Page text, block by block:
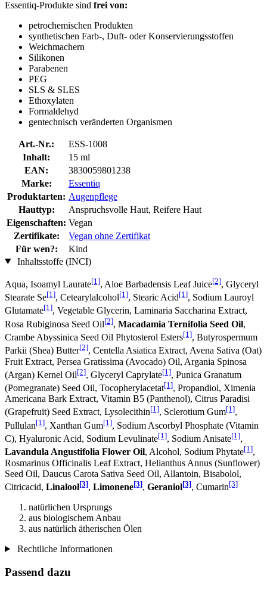
Essentiq-Produkte sind frei von:
petrochemischen Produkten
synthetischen Farb-, Duft- oder Konservierungsstoffen
Weichmachern
Silikonen
Parabenen
PEG
SLS & SLES
Ethoxylaten
Formaldehyd
gentechnisch veränderten Organismen
Art.-Nr.:
ESS-1008
Inhalt:
15 ml
EAN:
3830059801238
Marke:
Essentiq
Produktarten: Augenpflege
Hauttyp:
Anspruchsvolle Haut, Reifere Haut
Eigenschaften: Vegan
Zertifikate:
Vegan ohne Zertifikat
Für wen?:
Kind
Inhaltsstoffe (INCI)
Aqua, Isoamyl Laurate[1], Aloe Barbadensis Leaf Juice[2], Glyceryl
Stearate Se[1], Cetearylalcohol[1], Stearic Acid[1], Sodium Lauroyl
Glutamate[1], Vegetable Glycerin, Laminaria Saccharina Extract,
Rosa Rubiginosa Seed Oil[2], Macadamia Ternifolia Seed Oil,
Crambe Abyssinica Seed Oil Phytosterol Esters[1], Butyrospermum
Parkii (Shea) Butter[2], Centella Asiatica Extract, Avena Sativa (Oat)
Fruit Extract, Persea Gratissima (Avocado) Oil, Argania Spinosa
(Argan) Kernel Oil[2], Glyceryl Caprylate[1], Punica Granatum
(Pomegranate) Seed Oil, Tocopherylacetat[1], Propandiol, Ximenia
Americana Bark Extract, Vitamin B5 (Panthenol), Citrus Paradisi
(Grapefruit) Seed Extract, Lysolecithin[1], Sclerotium Gum[1],
Pullulan[1], Xanthan Gum[1], Sodium Ascorbyl Phosphate (Vitamin
C), Hyaluronic Acid, Sodium Levulinate[1], Sodium Anisate[1],
Lavandula Angustifolia Flower Oil, Alcohol, Sodium Phytate[1],
Rosmarinus Officinalis Leaf Extract, Helianthus Annus (Sunflower)
Seed Oil, Daucus Carota Sativa Seed Oil, Allantoin, Bisabolol,
Citricacid, Linalool[3], Limonene[3], Geraniol[3], Cumarin[3]
natürlichen Ursprungs
aus biologischem Anbau
aus natürlich ätherischen Ölen
Rechtliche Informationen
Passend dazu